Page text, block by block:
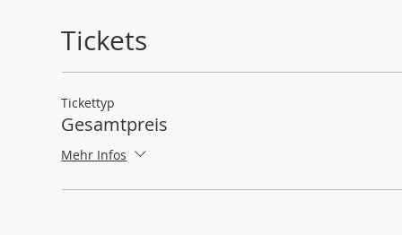
Tickets
Tickettyp
Gesamtpreis
Mehr Infos